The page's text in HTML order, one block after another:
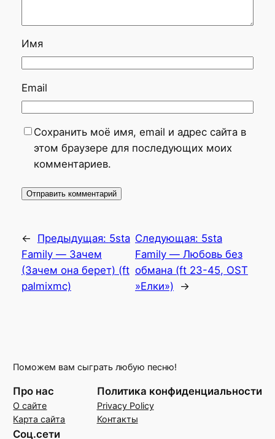
Имя
Email
Сохранить моё имя, email и адрес сайта в
этом браузере для последующих моих
комментариев.
← Предыдущая: 5sta
Family — Зачем
(Зачем она берет) (ft
palmixmc)
Следующая: 5sta
Family — Любовь без
обмана (ft 23-45, OST
»Елки»)
→
Поможем вам сыграть любую песню!
Про нас
О сайте
Карта сайта
Политика конфиденциальности
Privacy Policy
Контакты
Соц.сети